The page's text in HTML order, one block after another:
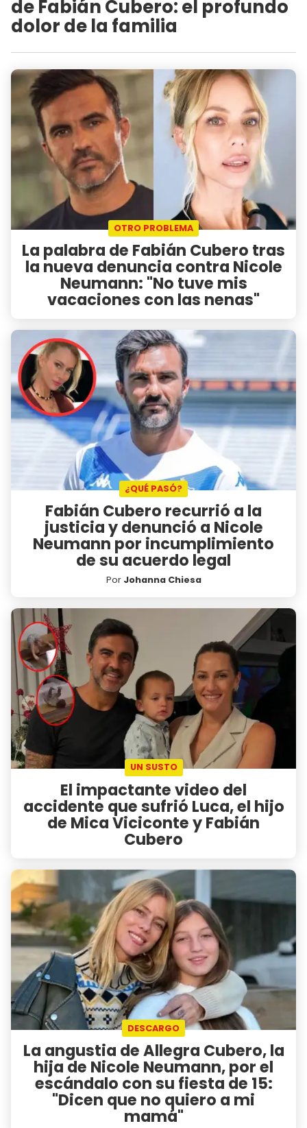
de Fabián Cubero: el profundo
dolor de la familia
OTRO PROBLEMA
La palabra de Fabián Cubero tras
la nueva denuncia contra Nicole
Neumann: "No tuve mis
vacaciones con las nenas"
¿QUÉ PASÓ?
Fabián Cubero recurrió a la
justicia y denunció a Nicole
Neumann por incumplimiento
de su acuerdo legal
Por Johanna Chiesa
UN SUSTO
El impactante video del
accidente que sufrió Luca, el hijo
de Mica Viciconte y Fabián
Cubero
DESCARGO
La angustia de Allegra Cubero, la
hija de Nicole Neumann, por el
escándalo con su fiesta de 15:
"Dicen que no quiero a mi
mamá"